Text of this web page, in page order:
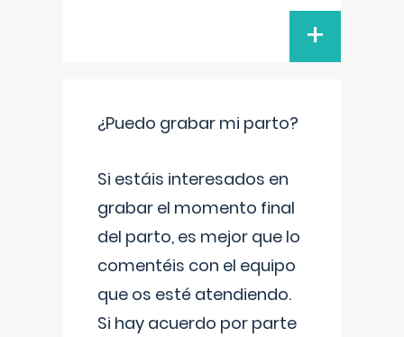
+
¿Puedo grabar mi parto?
Si estáis interesados en
grabar el momento final
del parto, es mejor que lo
comentéis con el equipo
que os esté atendiendo.
Si hay acuerdo por parte